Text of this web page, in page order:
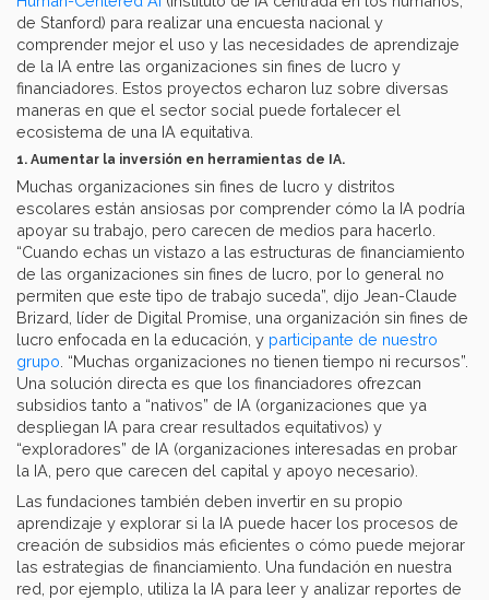
de Stanford) para realizar una encuesta nacional y
comprender mejor el uso y las necesidades de aprendizaje
de la IA entre las organizaciones sin fines de lucro y
financiadores. Estos proyectos echaron luz sobre diversas
maneras en que el sector social puede fortalecer el
ecosistema de una IA equitativa.
1. Aumentar la inversión en herramientas de IA.
Muchas organizaciones sin fines de lucro y distritos
escolares están ansiosas por comprender cómo la IA podría
apoyar su trabajo, pero carecen de medios para hacerlo.
“Cuando echas un vistazo a las estructuras de financiamiento
de las organizaciones sin fines de lucro, por lo general no
permiten que este tipo de trabajo suceda”, dijo Jean-Claude
Brizard, líder de Digital Promise, una organización sin fines de
lucro enfocada en la educación, y participante de nuestro
grupo . “Muchas organizaciones no tienen tiempo ni recursos”.
Una solución directa es que los financiadores ofrezcan
subsidios tanto a “nativos” de IA (organizaciones que ya
despliegan IA para crear resultados equitativos) y
“exploradores” de IA (organizaciones interesadas en probar
la IA, pero que carecen del capital y apoyo necesario).
Las fundaciones también deben invertir en su propio
aprendizaje y explorar si la IA puede hacer los procesos de
creación de subsidios más eficientes o cómo puede mejorar
las estrategias de financiamiento. Una fundación en nuestra
red, por ejemplo, utiliza la IA para leer y analizar reportes de